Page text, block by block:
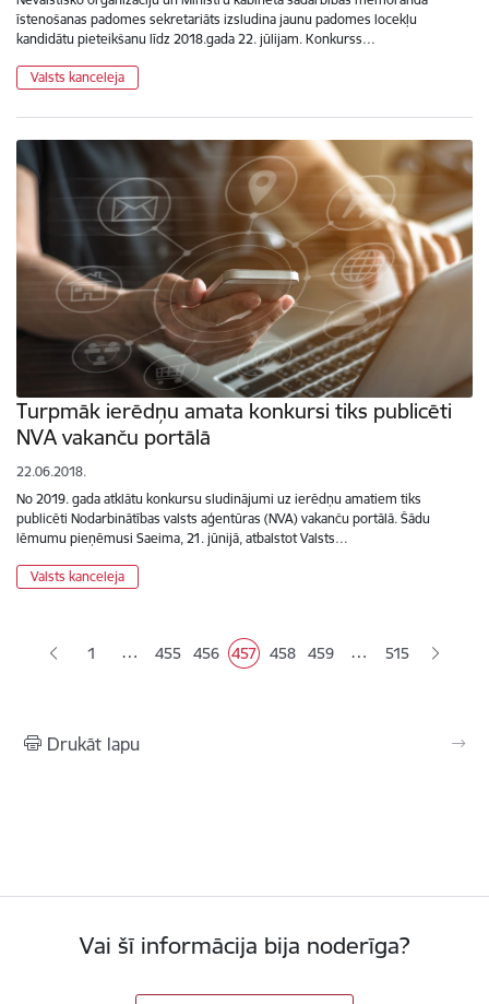
īstenošanas padomes sekretariāts izsludina jaunu padomes locekļu
kandidātu pieteikšanu līdz 2018.gada 22. jūlijam. Konkurss…
Valsts kanceleja
Turpmāk ierēdņu amata konkursi tiks publicēti
NVA vakanču portālā
22.06.2018.
No 2019. gada atklātu konkursu sludinājumi uz ierēdņu amatiem tiks
publicēti Nodarbinātības valsts aģentūras (NVA) vakanču portālā. Šādu
lēmumu pieņēmusi Saeima, 21. jūnijā, atbalstot Valsts…
Valsts kanceleja
1 … Lapa
455 Lapa
456 Pašreizējā lapa
457 Lapa
458 Lapa
459 … 515
Drukāt lapu
Vai šī informācija bija noderīga?